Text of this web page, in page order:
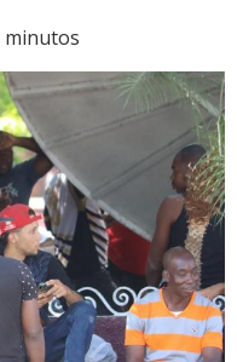
minutos